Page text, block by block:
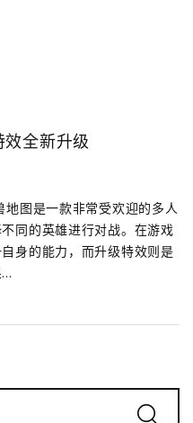
全新升级
图是一款非常受欢迎的多人
同的英雄进行对战。在游戏
身的能力，而升级特效则是